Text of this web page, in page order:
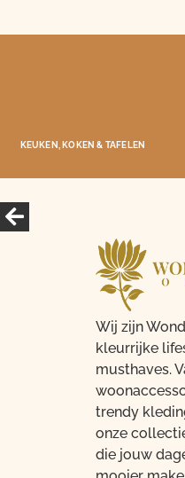
KEUKEN, KOKEN & TAFELEN
Wij zijn
kleurrijke
musthaves.
trendy
onze
die jouw